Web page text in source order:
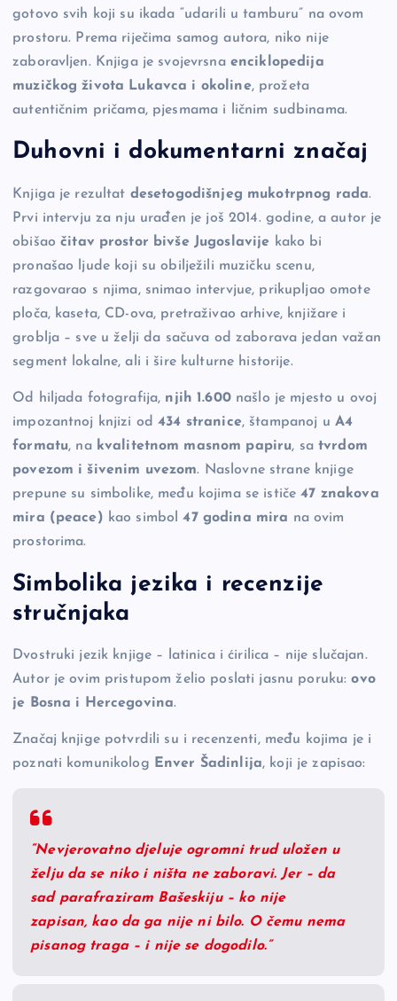
gotovo svih koji su ikada “udarili u tamburu” na ovom
prostoru. Prema riječima samog autora, niko nije
zaboravljen. Knjiga je svojevrsna enciklopedija
muzičkog života Lukavca i okoline, prožeta
autentičnim pričama, pjesmama i ličnim sudbinama.
Duhovni i dokumentarni značaj
Knjiga je rezultat desetogodišnjeg mukotrpnog rada.
Prvi intervju za nju urađen je još 2014. godine, a autor je
obišaočitav prostor bivše Jugoslavije kako bi
pronašao ljude koji su obilježili muzičku scenu,
razgovarao s njima, snimao intervjue, prikupljao omote
ploča, kaseta, CD-ova, pretraživao arhive, knjižare i
groblja – sve u želji da sačuva od zaborava jedan važan
segment lokalne, ali i šire kulturne historije.
Od hiljada fotografija, njih 1.600našlo je mjesto u ovoj
impozantnoj knjizi od434 stranice, štampanoj u A4
formatu, na kvalitetnom masnom papiru, satvrdom
povezom i šivenim uvezom. Naslovne strane knjige
prepune su simbolike, među kojima se ističe47 znakova
mira (peace) kao simbol47 godina mira na ovim
prostorima.
Simbolika jezika i recenzije
stručnjaka
Dvostruki jezik knjige – latinica i ćirilica – nije slučajan.
Autor je ovim pristupom želio poslati jasnu poruku:ovo
je Bosna i Hercegovina.
Značaj knjige potvrdili su i recenzenti, među kojima je i
poznati komunikolog Enver Šadinlija, koji je zapisao:
“Nevjerovatno djeluje ogromni trud uložen u
želju da se niko i ništa ne zaboravi. Jer – da
sad parafraziram Bašeskiju – ko nije
zapisan, kao da ga nije ni bilo. O čemu nema
pisanog traga – i nije se dogodilo.”